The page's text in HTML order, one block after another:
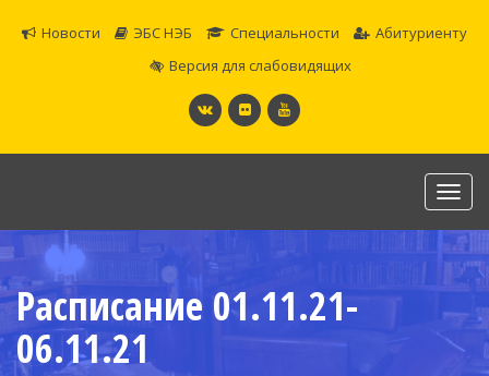
Новости ЭБС НЭБ Специальности
Абитуриенту
Версия для слабовидящих
САМАРСКОЕ ОБЛАСТНОЕ УЧИЛИЩЕ КУЛЬТУРЫ И
ИСКУССТВ
Официальный сайт
Расписание 01.11.21-
06.11.21